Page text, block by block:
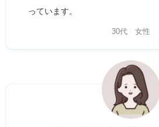
っています。
30代 女性